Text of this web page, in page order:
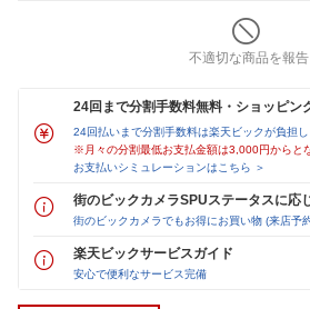
不適切な商品を報告
24回まで分割手数料無料・ショッピン
24回払いまで分割手数料は楽天ビックが負担し
※月々の分割最低お支払金額は3,000円からと
お支払いシミュレーションはこちら ＞
街のビックカメラSPUステータスに応
街のビックカメラでもお得にお買い物 (来店予
楽天ビックサービスガイド
安心で便利なサービス完備